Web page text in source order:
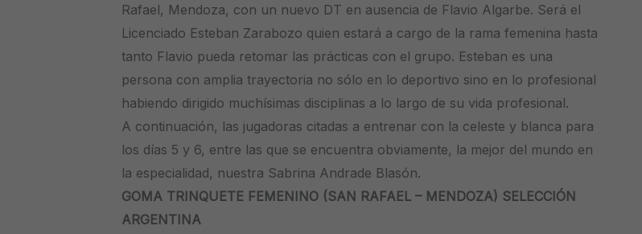
Rafael, Mendoza, con un nuevo DT en ausencia de Flavio Algarbe. Será el
Licenciado Esteban Zarabozo quien estará a cargo de la rama femenina hasta
tanto Flavio pueda retomar las prácticas con el grupo. Esteban es una
persona con amplia trayectoria no sólo en lo deportivo sino en lo profesional
habiendo dirigido muchísimas disciplinas a lo largo de su vida profesional.
A continuación, las jugadoras citadas a entrenar con la celeste y blanca para
los días 5 y 6, entre las que se encuentra obviamente, la mejor del mundo en
la especialidad, nuestra Sabrina Andrade Blasón.
GOMA TRINQUETE FEMENINO (SAN RAFAEL – MENDOZA) SELECCIÓN
ARGENTINA